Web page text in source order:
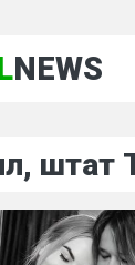
NEWS
штат